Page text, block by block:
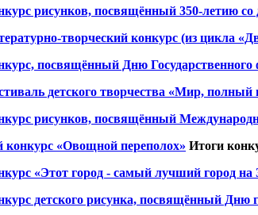
рисунков, посвящённый 350-летию
творческий конкурс (из цикла
посвящённый Дню
детского творчества «Мир, полный
рисунков, посвящённый
конкурс «Овощной переполох» Итоги
«Этот город - самый лучший город на
детского рисунка, посвящённый Дню